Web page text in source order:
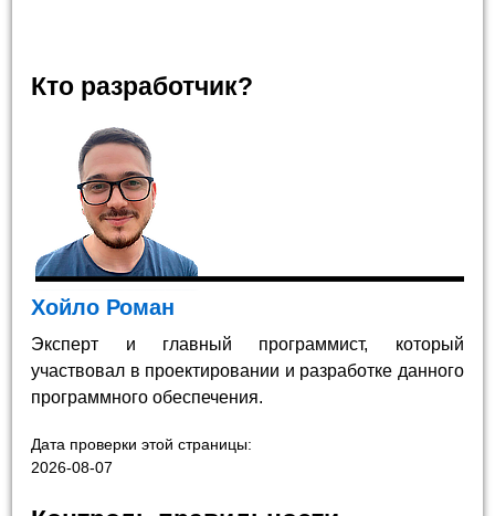
Кто разработчик?
Хойло Роман
Эксперт и главный программист, который
участвовал в проектировании и разработке данного
программного обеспечения.
Дата проверки этой страницы:
2026-08-07